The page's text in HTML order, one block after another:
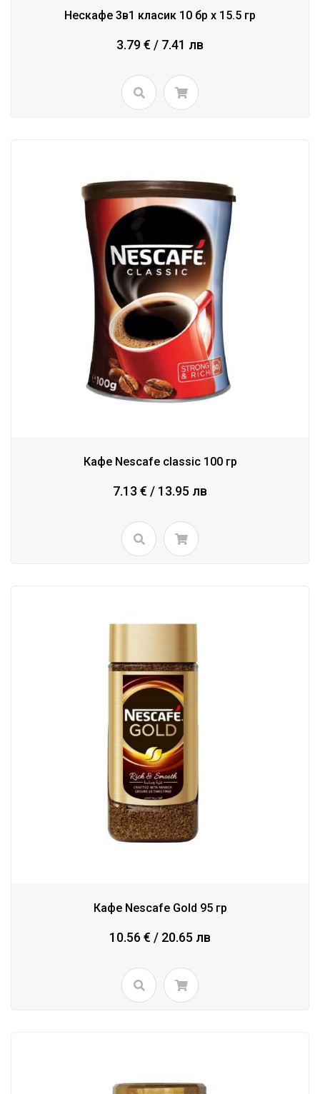
Нескафе 3в1 класик 10 бр x 15.5 гр
3.79 € / 7.41 лв
Кафе Nescafe classic 100 гр
7.13 € / 13.95 лв
Кафе Nescafe Gold 95 гр
10.56 € / 20.65 лв